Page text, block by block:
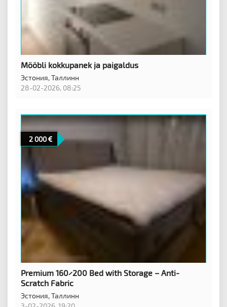
Mööbli kokkupanek ja paigaldus
Эстония,Таллинн
28-02-2026, 08:25
2 000
Premium 160×200 Bed with Storage – Anti-
Scratch Fabric
Эстония,Таллинн